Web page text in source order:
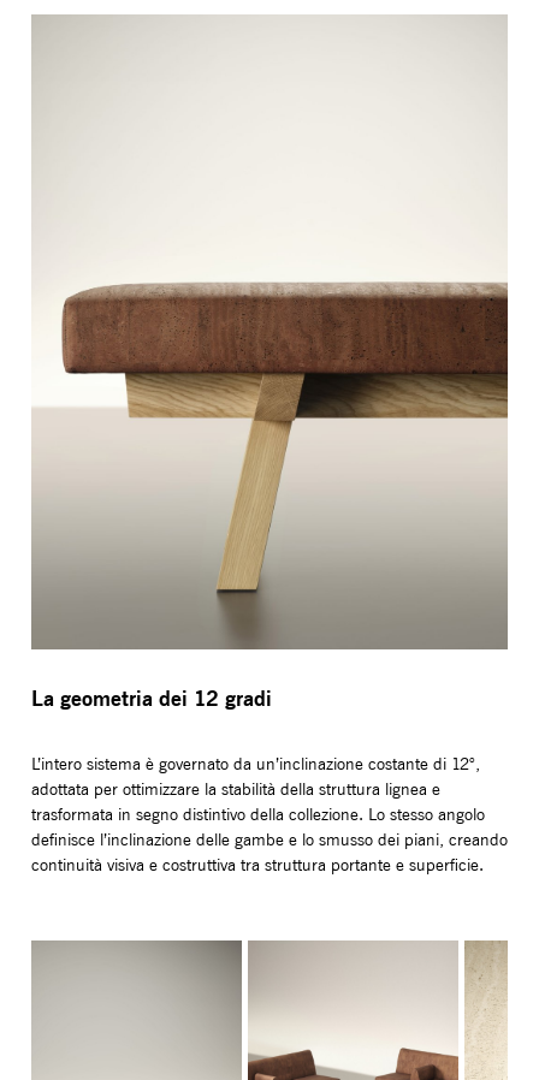
La geometria dei 12 gradi
L’intero sistema è governato da un’inclinazione costante di 12°,
adottata per ottimizzare la stabilità della struttura lignea e
trasformata in segno distintivo della collezione. Lo stesso angolo
definisce l’inclinazione delle gambe e lo smusso dei piani, creando
continuità visiva e costruttiva tra struttura portante e superficie.